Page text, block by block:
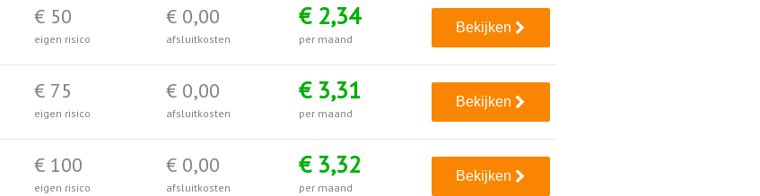
€ 50
eigen risico
€ 0,00
afsluitkosten
€ 2,34
per maand
Bekijken
€ 75
eigen risico
€ 0,00
afsluitkosten
€ 3,31
per maand
Bekijken
€ 100
eigen risico
€ 0,00
afsluitkosten
€ 3,32
per maand
Bekijken